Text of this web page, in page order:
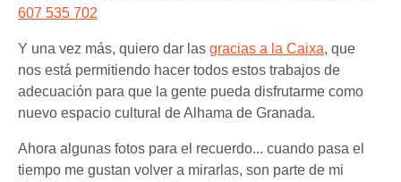
607 535 702
Y una vez más, quiero dar las gracias a la Caixa, que
nos está permitiendo hacer todos estos trabajos de
adecuación para que la gente pueda disfrutarme como
nuevo espacio cultural de Alhama de Granada.
Ahora algunas fotos para el recuerdo... cuando pasa el
tiempo me gustan volver a mirarlas, son parte de mi